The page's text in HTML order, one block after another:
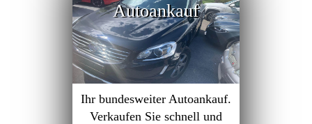
Autoankauf
Ihr bundesweiter Autoankauf.
Verkaufen Sie schnell und